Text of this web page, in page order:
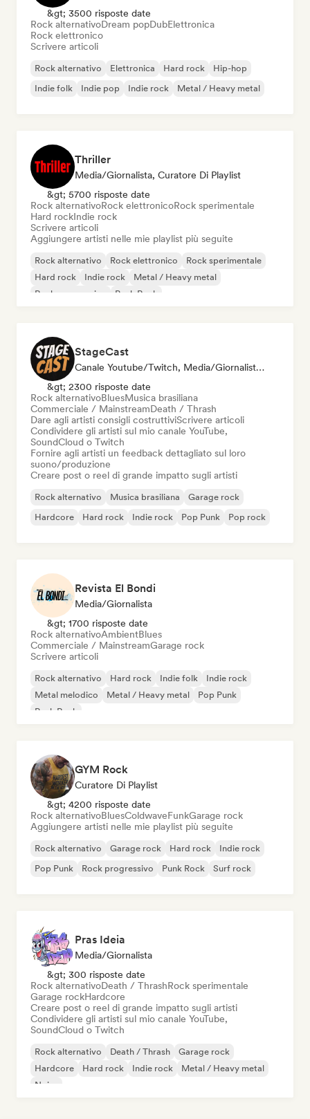
&gt; 3500 risposte date
Rock alternativoDream popDubElettronica
Rock elettronico
Scrivere articoli
Rock alternativo Elettronica Hard rock
Hip-hop
Indie folk
Indie pop Indie rock Metal / Heavy metal
Thriller
Media/Giornalista, Curatore Di Playlist
&gt; 5700 risposte date
Rock alternativoRock elettronicoRock sperimentale
Hard rockIndie rock
Scrivere articoli
Aggiungere artisti nelle mie playlist più seguite
Rock alternativo Rock elettronico
Rock sperimentale
Hard rock
Indie rock
Metal / Heavy metal
Rock progressivo
Punk Rock
StageCast
Canale Youtube/Twitch, Media/Giornalista, Mentore, Social Media Influencer, Esperto Del Suono
&gt; 2300 risposte date
Rock alternativoBluesMusica brasiliana
Commerciale / MainstreamDeath / Thrash
Dare agli artisti consigli costruttiviScrivere articoli
Condividere gli artisti sul mio canale YouTube,
SoundCloud o Twitch
Fornire agli artisti un feedback dettagliato sul loro
suono/produzione
Creare post o reel di grande impatto sugli artisti
Rock alternativo Musica brasiliana
Garage rock
Hardcore
Hard rock Indie rock Pop Punk Pop rock
Revista El Bondi
Media/Giornalista
&gt; 1700 risposte date
Rock alternativoAmbientBlues
Commerciale / MainstreamGarage rock
Scrivere articoli
Rock alternativo Hard rock Indie folk
Indie rock
Metal melodico
Metal / Heavy metal
Pop Punk
Punk Rock
GYM Rock
Curatore Di Playlist
&gt; 4200 risposte date
Rock alternativoBluesColdwaveFunkGarage rock
Aggiungere artisti nelle mie playlist più seguite
Rock alternativo Garage rock Hard rock
Indie rock
Pop Punk
Rock progressivo Punk Rock Surf rock
Pras Ideia
Media/Giornalista
&gt; 300 risposte date
Rock alternativoDeath / ThrashRock sperimentale
Garage rockHardcore
Creare post o reel di grande impatto sugli artisti
Condividere gli artisti sul mio canale YouTube,
SoundCloud o Twitch
Rock alternativo Death / Thrash
Garage rock
Hardcore
Hard rock Indie rock
Metal / Heavy metal
Noise